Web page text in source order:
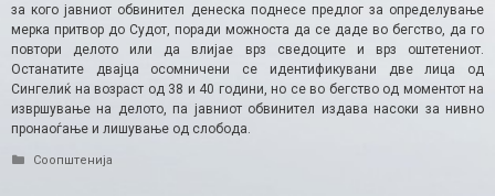
за кого јавниот обвинител денеска поднесе предлог за определување
мерка притвор до Судот, поради можноста да се даде во бегство, да го
повтори делото или да влијае врз сведоците и врз оштетениот.
Останатите двајца осомничени се идентификувани две лица од
Сингелиќ на возраст од 38 и 40 години, но се во бегство од моментот на
извршување на делото, па јавниот обвинител издава насоки за нивно
пронаоѓање и лишување од слобода.
Categories
Соопштенија